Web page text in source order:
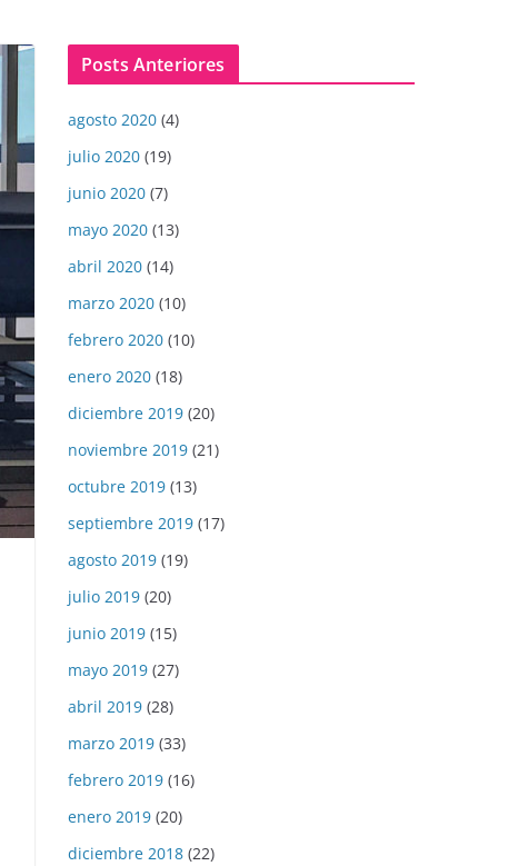
Posts Anteriores
agosto 2020 (4)
julio 2020 (19)
junio 2020 (7)
mayo 2020 (13)
abril 2020 (14)
marzo 2020 (10)
febrero 2020 (10)
enero 2020 (18)
diciembre 2019 (20)
noviembre 2019 (21)
octubre 2019 (13)
septiembre 2019 (17)
agosto 2019 (19)
julio 2019 (20)
junio 2019 (15)
mayo 2019 (27)
abril 2019 (28)
marzo 2019 (33)
febrero 2019 (16)
enero 2019 (20)
diciembre 2018 (22)